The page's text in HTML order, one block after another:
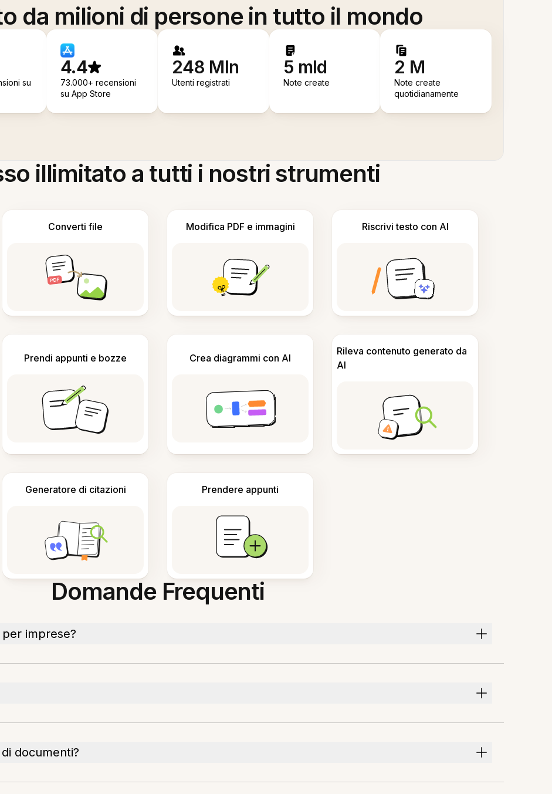
da milioni di persone in tutto il mondo
su
4.4
73.000+ recensioni
su App Store
248 Mln
Utenti registrati
5 mld
Note create
2 M
Note create
quotidianamente
illimitato a tutti i nostri strumenti
Converti file Modifica PDF e immagini Riscrivi testo con AI
Prendi appunti e bozze Crea diagrammi con AI
Rileva contenuto generato da
AI
Generatore di citazioni Prendere appunti
Domande Frequenti
imprese?
documenti?